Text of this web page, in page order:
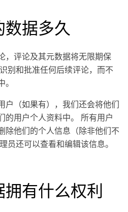
据多久
，评论及其元数据将无限期保
别和批准任何后续评论，而不
户（如果有），我们还会将他们
的用户个人资料中。 所有用户
除他们的个人信息（除非他们不
员还可以查看和编辑该信息。
有什么权利